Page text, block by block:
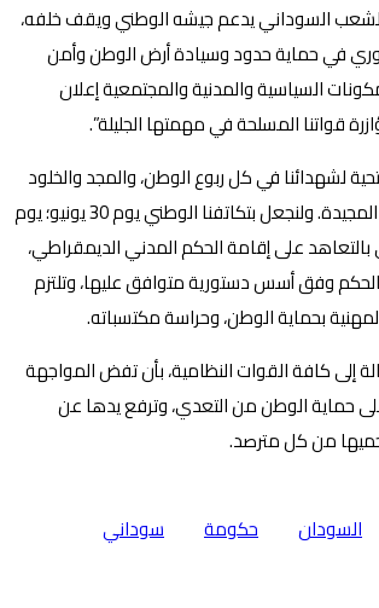
السوداني يدعم جيشه الوطني ويقف خلفه،
في حماية حدود وسيادة أرض الوطن وأمن
السياسية والمدنية والمجتمعية إعلان
قواتنا المسلحة في مهمتها الجليلة”.
لشهدائنا في كل ربوع الوطن، والمجد والخلود
لشهداء ثورة ديسمبر المجيدة. ولنجعل بتكاتفنا الوطني يوم 30 يونيو؛ يوم
بالتعاهد على إقامة الحكم المدني الديمقراطي،
وفق أسس دستورية متوافق عليها، وتلتزم
بحماية الوطن، وحراسة مكتسباته.
إلى كافة القوات النظامية، بأن تفض المواجهة
حماية الوطن من التعدي، وترفع يدها عن
من كل مترصد.
السودان حكومة سوداني